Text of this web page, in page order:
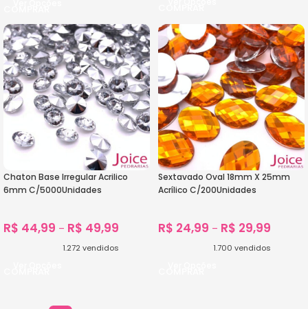
Chaton Base Irregular Acrilico
6mm C/5000Unidades
R$ 44,99 – R$ 49,99
1.272 vendidos
Sextavado Oval 18mm X 25mm
Acrílico C/200Unidades
R$ 24,99 – R$ 29,99
1.700 vendidos